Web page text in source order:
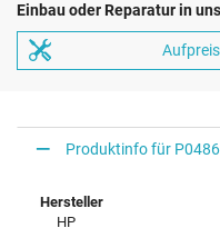
Einbau oder Reparatur in
Produktinfo für
Hersteller
HP